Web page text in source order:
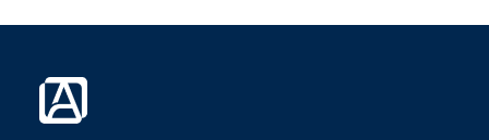
一个嵌合体（15号染色体